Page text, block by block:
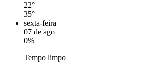
22°
35°
sexta-feira
07 de ago.
0%
Tempo limpo